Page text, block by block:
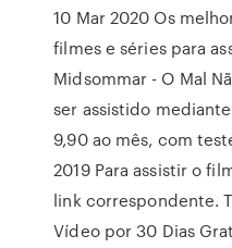
10 Mar 2020 Os
filmes e séries para
Midsommar - O Mal
ser assistido
9,90 ao mês, com
2019 Para assistir o
link correspondente.
Vídeo por 30 Dias